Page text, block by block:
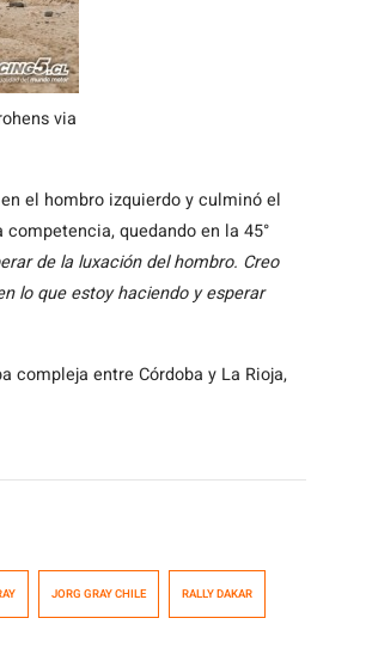
via
el hombro izquierdo y culminó el
quedando en la 45°
de la luxación del hombro. Creo
lo que estoy haciendo y esperar
compleja entre Córdoba y La Rioja,
JORG GRAY CHILE RALLY DAKAR